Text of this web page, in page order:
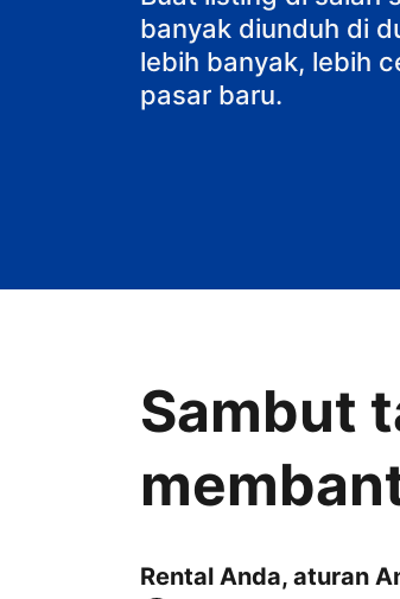
banyak diunduh di
lebih banyak, lebih
pasar baru.
Sambut
Rental Anda, aturan